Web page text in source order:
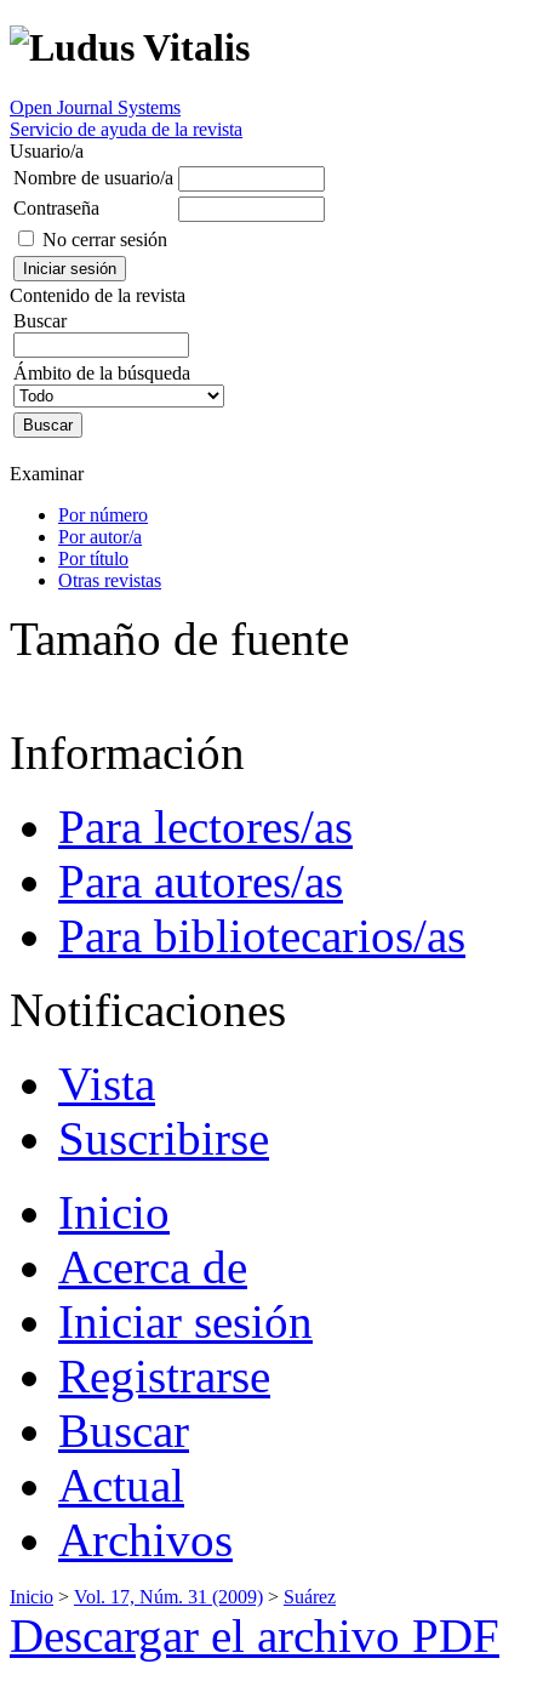
Open Journal Systems
Servicio de ayuda de la revista
Usuario/a
Nombre de usuario/a
Contraseña
No cerrar sesión
Contenido de la revista
Buscar
Ámbito de la búsqueda
Examinar
Por número
Por autor/a
Por título
Otras revistas
Tamaño de fuente
Información
Para lectores/as
Para autores/as
Para bibliotecarios/as
Notificaciones
Vista
Suscribirse
Inicio
Acerca de
Iniciar sesión
Registrarse
Buscar
Actual
Archivos
Inicio > Vol. 17, Núm. 31 (2009) > Suárez
Descargar el archivo PDF